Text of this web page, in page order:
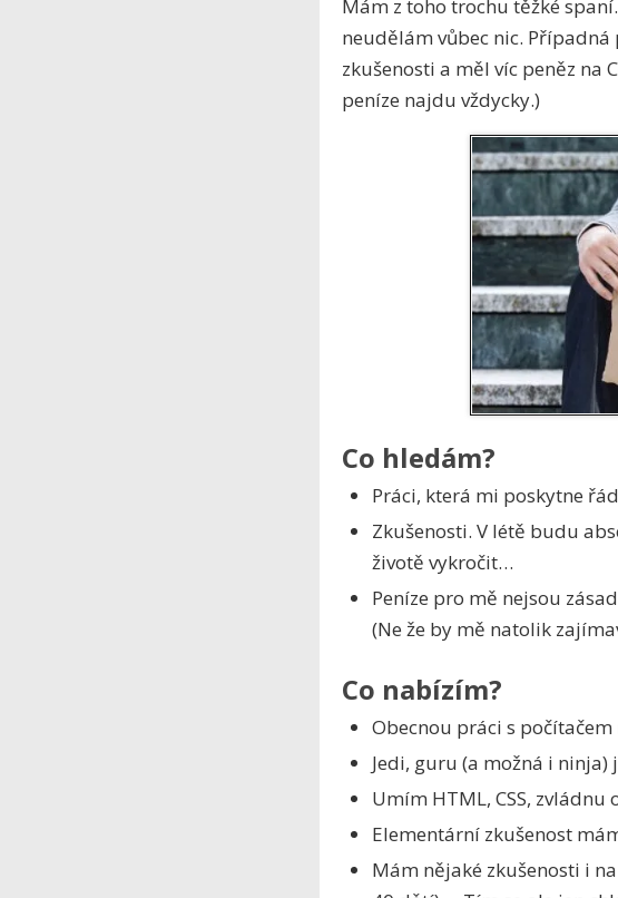
Mám z toho trochu těžké
neudělám vůbec nic.
zkušenosti a měl víc peněz na
peníze najdu vždycky.)
Co hledám?
Práci, která mi poskytne
Zkušenosti. V létě budu
životě vykročit…
Peníze pro mě nejsou
(Ne že by mě natolik
Co nabízím?
Obecnou práci s
Jedi, guru (a možná i
Umím HTML, CSS, zvládnu
Elementární zkušenost
Mám nějaké zkušenosti i